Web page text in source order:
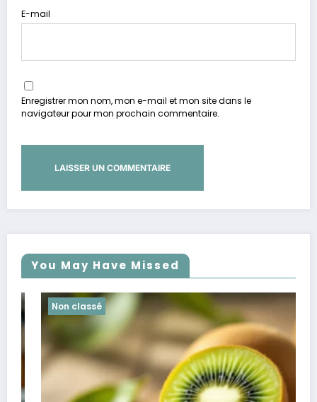
E-mail
Enregistrer mon nom, mon e-mail et mon site dans le
navigateur pour mon prochain commentaire.
You May Have Missed
Non classé